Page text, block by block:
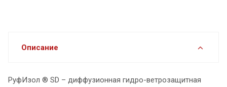
Описание
РуфИзол ® SD – диффузионная гидро-ветрозащитная